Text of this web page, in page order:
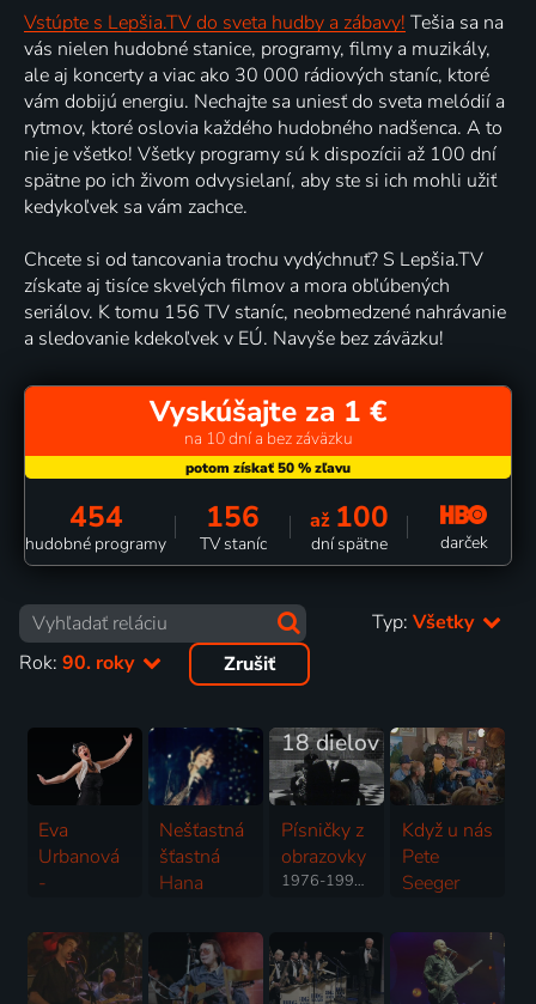
Vstúpte s Lepšia.TV do sveta hudby a zábavy! Tešia sa na
vás nielen hudobné stanice, programy, filmy a muzikály,
ale aj koncerty a viac ako 30 000 rádiových staníc, ktoré
vám dobijú energiu. Nechajte sa uniesť do sveta melódií a
rytmov, ktoré oslovia každého hudobného nadšenca. A to
nie je všetko! Všetky programy sú k dispozícii až 100 dní
spätne po ich živom odvysielaní, aby ste si ich mohli užiť
kedykoľvek sa vám zachce.
Chcete si od tancovania trochu vydýchnuť? S Lepšia.TV
získate aj tisíce skvelých filmov a mora obľúbených
seriálov. K tomu 156 TV staníc, neobmedzené nahrávanie
a sledovanie kdekoľvek v EÚ. Navyše bez záväzku!
Vyskúšajte za 1 €
na 10 dní a bez záväzku
454
hudobné programy
156
TV staníc
až 100
dní spätne darček
Typ: Všetky
Rok: 90. roky Zrušiť
Eva
Urbanová
-
1999 | Opera
Nešťastná
šťastná
Hana
1990 | Hudba
18 dielov
Písničky z
obrazovky
1976-1990 | Hudba
Když u nás
Pete
Seeger
30 let
Greenhorns